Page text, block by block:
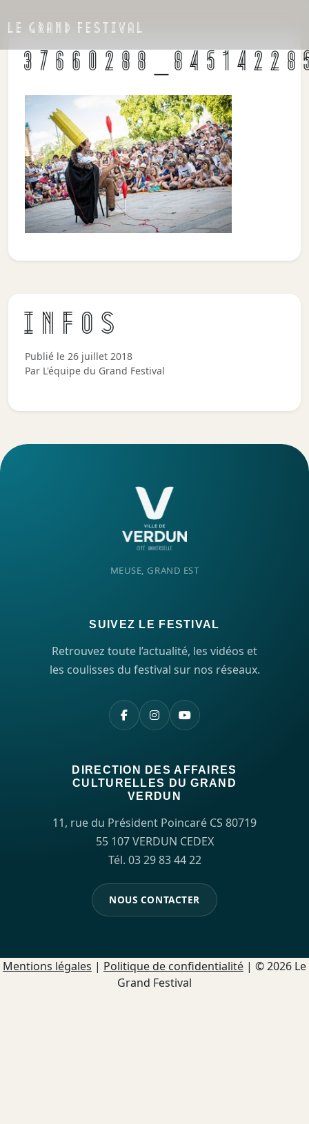
LE GRAND FESTIVAL
Infos
Publié le 26 juillet 2018
Par L'équipe du Grand Festival
MEUSE, GRAND EST
SUIVEZ LE FESTIVAL
Retrouvez toute l’actualité, les vidéos et
les coulisses du festival sur nos réseaux.
DIRECTION DES AFFAIRES
CULTURELLES DU GRAND
VERDUN
11, rue du Président Poincaré CS 80719
55 107 VERDUN CEDEX
Tél. 03 29 83 44 22
NOUS CONTACTER
Mentions légales | Politique de confidentialité | © 2026 Le
Grand Festival